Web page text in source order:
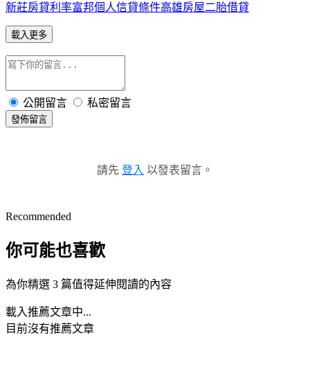
新莊房貸利率富邦個人信貸條件高雄房屋二胎借貸
載入更多
公開留言 私密留言
發佈留言
請先 登入 以發表留言。
Recommended
你可能也喜歡
為你精選 3 篇值得延伸閱讀的內容
載入推薦文章中...
目前沒有推薦文章